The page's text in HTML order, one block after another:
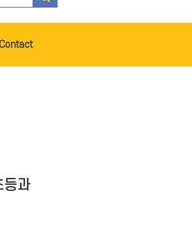
Contact
과